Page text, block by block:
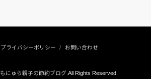
プライバシーポリシー お問い合わせ
もにゅら親子の節約ブログ.All Rights Reserved.